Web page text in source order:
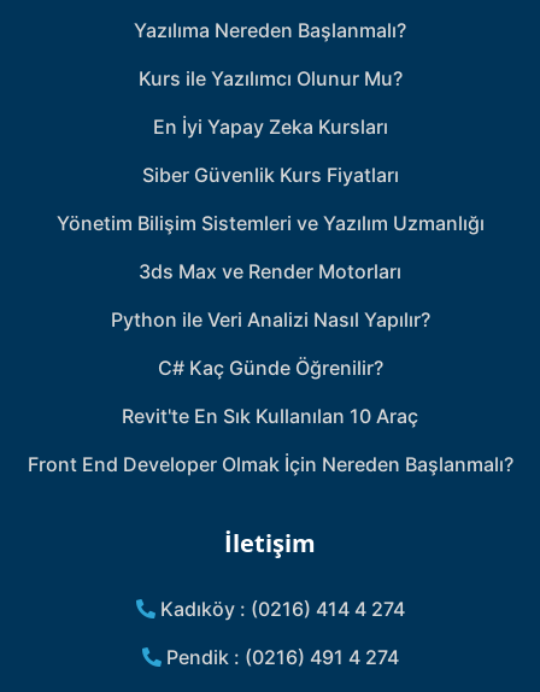
Yazılıma Nereden Başlanmalı?
Kurs ile Yazılımcı Olunur Mu?
En İyi Yapay Zeka Kursları
Siber Güvenlik Kurs Fiyatları
Yönetim Bilişim Sistemleri ve Yazılım Uzmanlığı
3ds Max ve Render Motorları
Python ile Veri Analizi Nasıl Yapılır?
C# Kaç Günde Öğrenilir?
Revit'te En Sık Kullanılan 10 Araç
Front End Developer Olmak İçin Nereden Başlanmalı?
İletişim
Kadıköy : (0216) 414 4 274
Pendik : (0216) 491 4 274